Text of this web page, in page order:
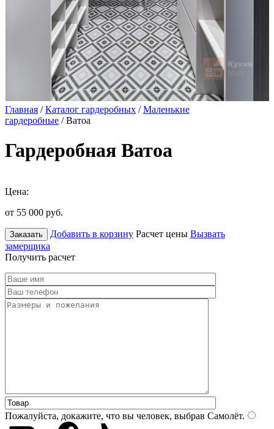
Главная /Каталог гардеробных /Маленькие
гардеробные / Ватоа
Гардеробная Ватоа
Цена:
от 55 000 руб.
Заказать Добавить в корзину Расчет цены Вызвать
замерщика
Получить расчет
Пожалуйста, докажите, что вы человек, выбрав Самолёт.